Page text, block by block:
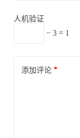
人机验证
− 3 = 1
添加评论*